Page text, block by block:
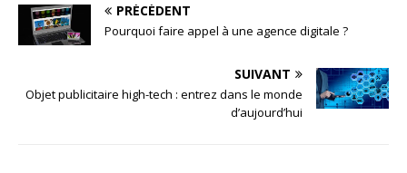
PRÉCÉDENT
Pourquoi faire appel à une agence digitale ?
SUIVANT
Objet publicitaire high-tech : entrez dans le monde
d’aujourd’hui